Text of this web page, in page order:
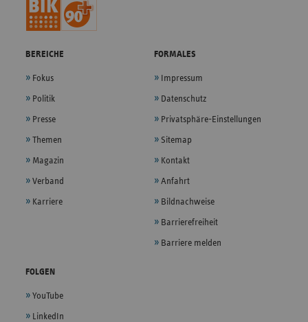
BEREICHE
Fokus
Politik
Presse
Themen
Magazin
Verband
Karriere
FORMALES
Impressum
Datenschutz
Privatsphäre-Einstellungen
Sitemap
Kontakt
Anfahrt
Bildnachweise
Barrierefreiheit
Barriere melden
FOLGEN
YouTube
LinkedIn